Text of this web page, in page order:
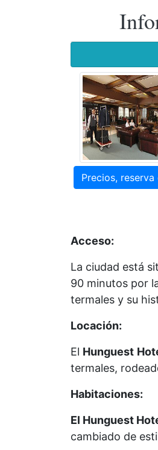
Precios, reserva
Acceso:
La ciudad está
90 minutos por
termales y su
Locación:
El Hunguest
termales,
Habitaciones:
El Hunguest
cambiado de